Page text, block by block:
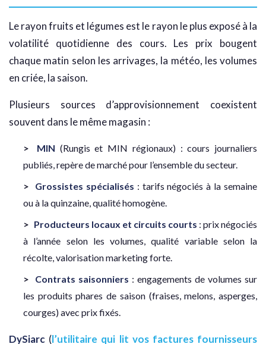
Le rayon fruits et légumes est le rayon le plus exposé à la
volatilité quotidienne des cours. Les prix bougent
chaque matin selon les arrivages, la météo, les volumes
en criée, la saison.
Plusieurs sources d’approvisionnement coexistent
souvent dans le même magasin :
MIN (Rungis et MIN régionaux) : cours journaliers
publiés, repère de marché pour l’ensemble du secteur.
Grossistes spécialisés : tarifs négociés à la semaine
ou à la quinzaine, qualité homogène.
Producteurs locaux et circuits courts : prix négociés
à l’année selon les volumes, qualité variable selon la
récolte, valorisation marketing forte.
Contrats saisonniers : engagements de volumes sur
les produits phares de saison (fraises, melons, asperges,
courges) avec prix fixés.
DySiarc (l’utilitaire qui lit vos factures fournisseurs